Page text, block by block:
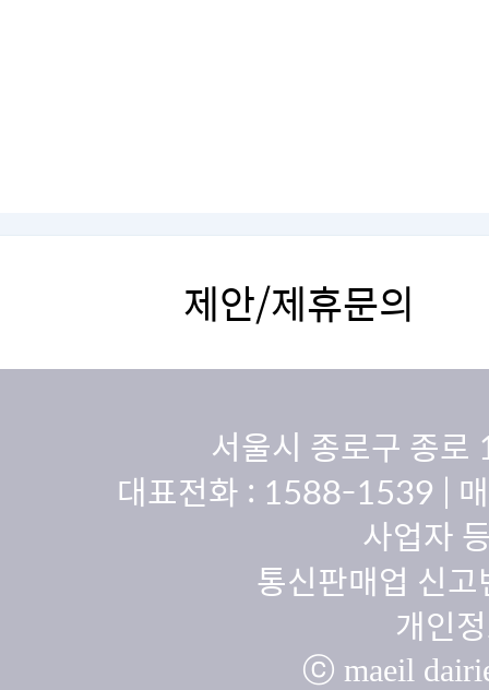
제안/제휴문의
서울시 종로구 종
대표전화 : 1588-1539 |
사업자
통신판매업 신
개인
ⓒ maeil